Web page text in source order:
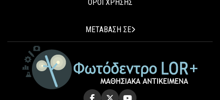
ΟΡΟΙ ΧΡΗΣΗΣ
ΜΕΤΑΒΑΣΗ ΣΕ